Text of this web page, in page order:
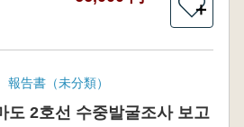
＋
報告書（未分類）
도 2호선 수중발굴조사 보고